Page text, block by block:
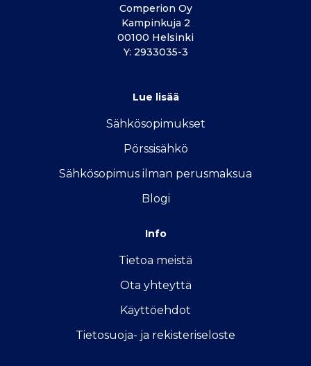
Comperion Oy
Kampinkuja 2
00100 Helsinki
Y: 2933035-3
Lue lisää
Sähkösopimukset
Pörssisähkö
Sähkösopimus ilman perusmaksua
Blogi
Info
Tietoa meistä
Ota yhteyttä
Käyttöehdot
Tietosuoja- ja rekisteriseloste